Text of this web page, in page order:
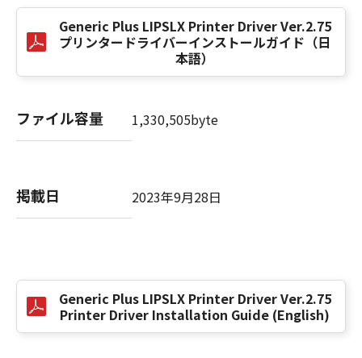
意味し、指し示すものとします。
本契約書のいずれかの条項またはその一部が法
の他の条項は完全に有効に存続するものとしま
す。
以 上
Generic Plus LIPSLX Printer Driver Ver.2.75
プリンタードライバーインストールガイド（日
本語）
ファイル容量 1,330,505byte
掲載日 2023年9月28日
Generic Plus LIPSLX Printer Driver Ver.2.75
Printer Driver Installation Guide (English)